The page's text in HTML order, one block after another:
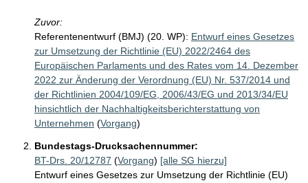
Zuvor:
Referentenentwurf (BMJ) (20. WP): Entwurf eines Gesetzes
zur Umsetzung der Richtlinie (EU) 2022/2464 des
Europäischen Parlaments und des Rates vom 14. Dezember
2022 zur Änderung der Verordnung (EU) Nr. 537/2014 und
der Richtlinien 2004/109/EG, 2006/43/EG und 2013/34/EU
hinsichtlich der Nachhaltigkeitsberichterstattung von
Unternehmen (Vorgang)
Bundestags-Drucksachennummer:
BT-Drs. 20/12787 (Vorgang) [alle SG hierzu]
Entwurf eines Gesetzes zur Umsetzung der Richtlinie (EU)